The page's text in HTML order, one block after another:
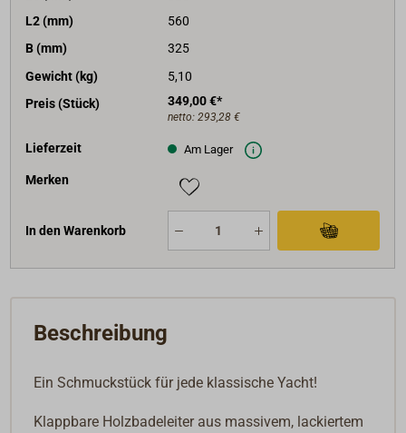
L2 (mm)
560
B (mm)
325
Gewicht (kg)
5,10
Preis (Stück)
349,00 €*
netto: 293,28 €
Lieferzeit Am Lager
Merken
In den Warenkorb
Beschreibung
Ein Schmuckstück für jede klassische Yacht!
Klappbare Holzbadeleiter aus massivem, lackiertem